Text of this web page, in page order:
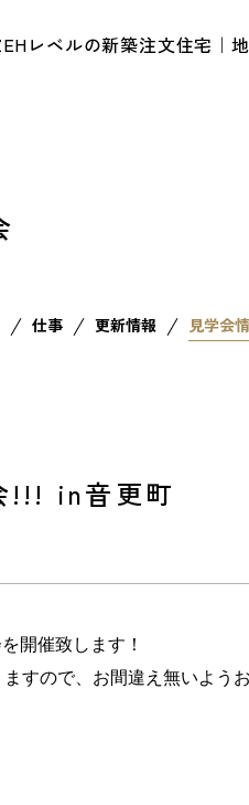
レベルの新築注文住宅｜
仕事 更新情報 見学会
!!! in音更町
開催致します！
すので、お間違え無いようお